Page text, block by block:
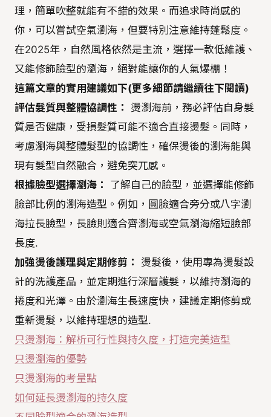
理，簡單吹整就能有不錯的效果。而追求時尚感的
你，可以嘗試空氣瀏海，但要特別注意維持蓬鬆度。
在2025年，自然風格依然是主流，選擇一款低維護、
又能修飾臉型的瀏海，絕對能讓你的人氣爆棚！
這篇文章的實用建議如下(更多細節請繼續往下閱讀)
評估髮質與整體協調性：
燙瀏海前，務必評估自身髮
質是否健康，受損髮質可能不適合直接燙髮。同時，
考慮瀏海與整體髮型的協調性，確保燙後的瀏海能與
現有髮型自然融合，避免突兀感。
根據臉型選擇瀏海：
了解自己的臉型，並選擇能修飾
臉部比例的瀏海造型。例如，圓臉適合旁分或八字瀏
海拉長臉型，長臉則適合齊瀏海或空氣瀏海縮短臉部
長度.
加強燙後護理與定期修剪：
燙髮後，使用專為燙髮設
計的洗護產品，並定期進行深層護髮，以維持瀏海的
捲度和光澤。由於瀏海生長速度快，建議定期修剪或
重新燙髮，以維持理想的造型.
只燙瀏海：解析可行性與持久度，打造完美造型
只燙瀏海的優勢
只燙瀏海的考量點
如何延長燙瀏海的持久度